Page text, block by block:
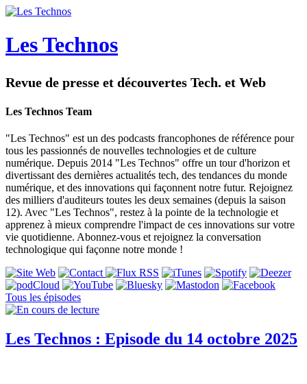
Les Technos
Revue de presse et découvertes Tech. et Web
Les Technos Team
"Les Technos" est un des podcasts francophones de référence pour
tous les passionnés de nouvelles technologies et de culture
numérique. Depuis 2014 "Les Technos" offre un tour d'horizon et
divertissant des dernières actualités tech, des tendances du monde
numérique, et des innovations qui façonnent notre futur. Rejoignez
des milliers d'auditeurs toutes les deux semaines (depuis la saison
12). Avec "Les Technos", restez à la pointe de la technologie et
apprenez à mieux comprendre l'impact de ces innovations sur votre
vie quotidienne. Abonnez-vous et rejoignez la conversation
technologique qui façonne notre monde !
Tous les épisodes
Les Technos : Episode du 14 octobre 2025